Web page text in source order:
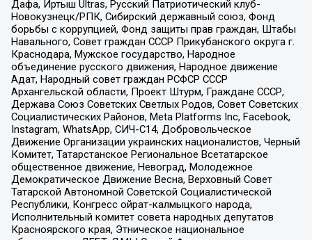
Дафа, Иртыш Ultras, Русский Патриотический клуб-
Новокузнецк/РПК, Сибирский державный союз, Фонд
борьбы с коррупцией, Фонд защиты прав граждан, Штабы
Навального, Совет граждан СССР Прикубанского округа г.
Краснодара, Мужское государство, Народное
объединение русского движения, Народное движение
Адат, Народный совет граждан РСФСР СССР
Архангельской области, Проект Штурм, Граждане СССР,
Держава Союз Советских Светлых Родов, Совет Советских
Социалистических Районов, Meta Platforms Inc, Facebook,
Instagram, WhatsApp, СИЧ-С14, Добровольческое
Движение Организации украинских националистов, Черный
Комитет, Татарстанское Региональное Всетатарское
общественное движение, Невоград, Молодежное
Демократическое Движение Весна, Верховный Совет
Татарской Автономной Советской Социалистической
Республики, Конгресс ойрат-калмыцкого народа,
Исполнительный комитет совета народных депутатов
Красноярского края, Этническое национальное